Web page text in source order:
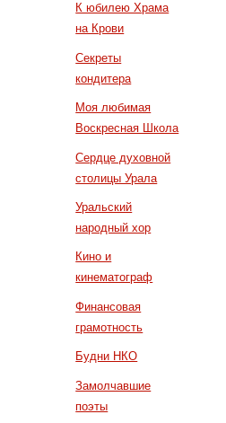
К юбилею Храма
на Крови
Секреты
кондитера
Моя любимая
Воскресная Школа
Сердце духовной
столицы Урала
Уральский
народный хор
Кино и
кинематограф
Финансовая
грамотность
Будни НКО
Замолчавшие
поэты